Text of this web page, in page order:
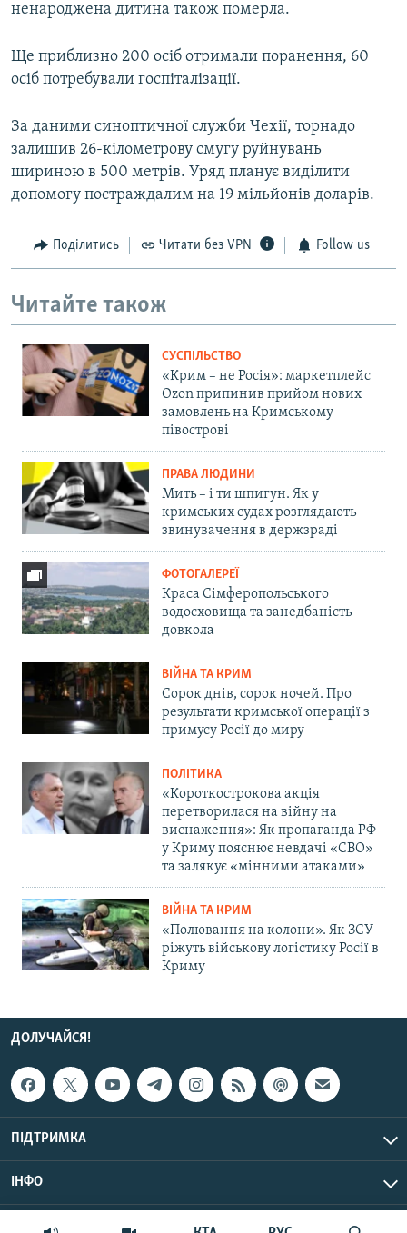
ненароджена дитина також померла.
Ще приблизно 200 осіб отримали поранення, 60
осіб потребували госпіталізації.
За даними синоптичної служби Чехії, торнадо
залишив 26-кілометрову смугу руйнувань
шириною в 500 метрів. Уряд планує виділити
допомогу постраждалим на 19 мільйонів доларів.
Поділитись Читати без VPN Follow us
Читайте також
СУСПІЛЬСТВО
«Крим – не Росія»: маркетплейс
Ozon припинив прийом нових
замовлень на Кримському
півострові
ПРАВА ЛЮДИНИ
Мить – і ти шпигун. Як у
кримських судах розглядають
звинувачення в держзраді
ФОТОГАЛЕРЕЇ
Краса Сімферопольського
водосховища та занедбаність
довкола
ВІЙНА ТА КРИМ
Сорок днів, сорок ночей. Про
результати кримської операції з
примусу Росії до миру
ПОЛІТИКА
«Короткострокова акція
перетворилася на війну на
виснаження»: Як пропаганда РФ
у Криму пояснює невдачі «СВО»
та залякує «мінними атаками»
ВІЙНА ТА КРИМ
«Полювання на колони». Як ЗСУ
ріжуть військову логістику Росії в
Криму
ДОЛУЧАЙСЯ!
ПІДТРИМКА
ІНФО
© Крим.Реалії, 2026 | Усі права застережено.